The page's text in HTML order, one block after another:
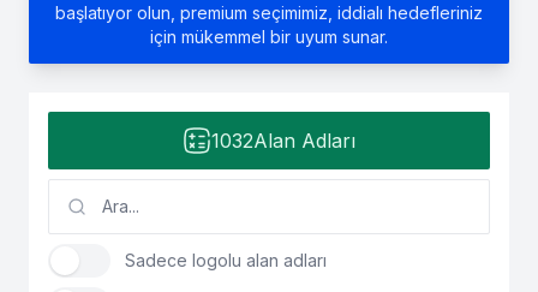
başlatıyor olun, premium seçimimiz, iddialı hedefleriniz
için mükemmel bir uyum sunar.
1032Alan Adları
Sadece logolu alan adları